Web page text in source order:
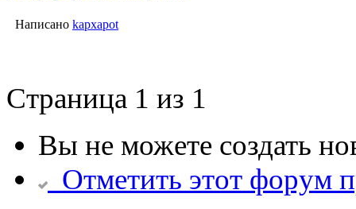
Написано kapxapot
Страница 1 из 1
Вы не можете создать
Отметить этот форум